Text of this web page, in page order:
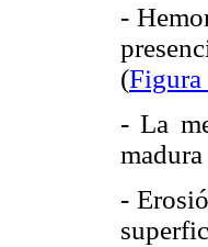
-
(Figura
- La
-